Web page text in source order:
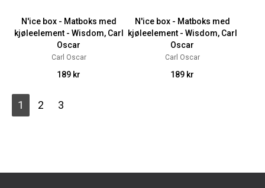
N'ice box - Matboks med
kjøleelement - Wisdom, Carl
Oscar
Carl Oscar
189 kr
N'ice box - Matboks med
kjøleelement - Wisdom, Carl
Oscar
Carl Oscar
189 kr
1 2 3